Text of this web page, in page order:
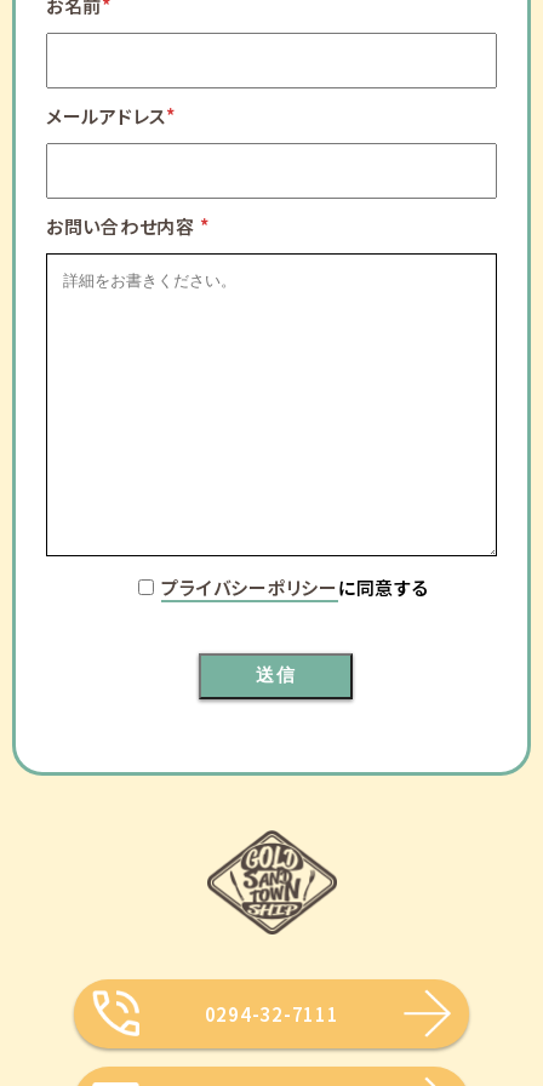
お名前*
メールアドレス*
お問い合わせ内容 *
プライバシーポリシーに同意する
0294-32-7111